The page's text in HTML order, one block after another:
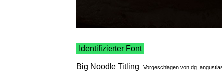
Identifizierter Font
Big Noodle Titling Vorgeschlagen von